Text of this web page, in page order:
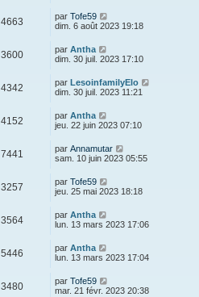
4663 par Tofe59
dim. 6 août 2023 19:18
3600 par Antha
dim. 30 juil. 2023 17:10
4342 par LesoinfamilyElo
dim. 30 juil. 2023 11:21
4152 par Antha
jeu. 22 juin 2023 07:10
7441 par Annamutar
sam. 10 juin 2023 05:55
3257 par Tofe59
jeu. 25 mai 2023 18:18
3564 par Antha
lun. 13 mars 2023 17:06
5446 par Antha
lun. 13 mars 2023 17:04
3480 par Tofe59
mar. 21 févr. 2023 20:38